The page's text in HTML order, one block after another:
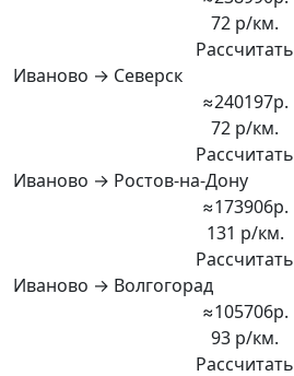
72 р/км.
Рассчитать
Иваново → Северск
≈240197р.
72 р/км.
Рассчитать
Иваново → Ростов-на-Дону
≈173906р.
131 р/км.
Рассчитать
Иваново → Волгогорад
≈105706р.
93 р/км.
Рассчитать